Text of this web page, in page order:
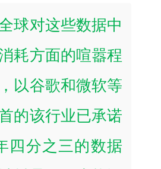
球对这些数据中
耗方面的喧嚣程
以谷歌和微软等
的该行业已承诺
四分之三的数据